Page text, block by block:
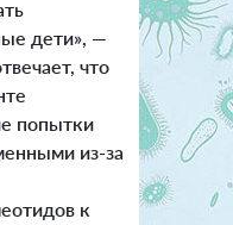
дети», —
что
попытки
из-за
к